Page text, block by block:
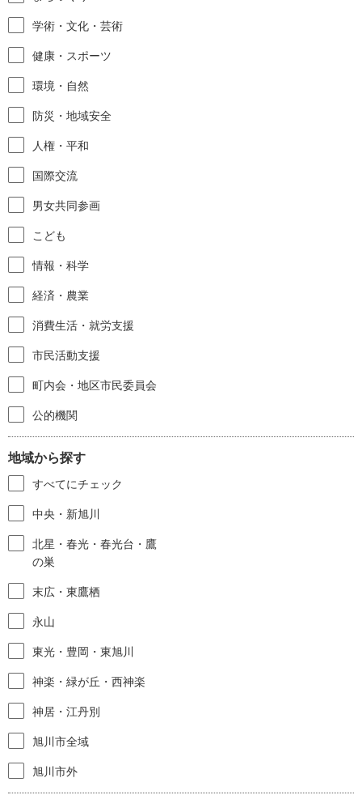
学術・文化・芸術
健康・スポーツ
環境・自然
防災・地域安全
人権・平和
国際交流
男女共同参画
こども
情報・科学
経済・農業
消費生活・就労支援
市民活動支援
町内会・地区市民委員会
公的機関
地域から探す
すべてにチェック
中央・新旭川
北星・春光・春光台・鷹
の巣
末広・東鷹栖
永山
東光・豊岡・東旭川
神楽・緑が丘・西神楽
神居・江丹別
旭川市全域
旭川市外